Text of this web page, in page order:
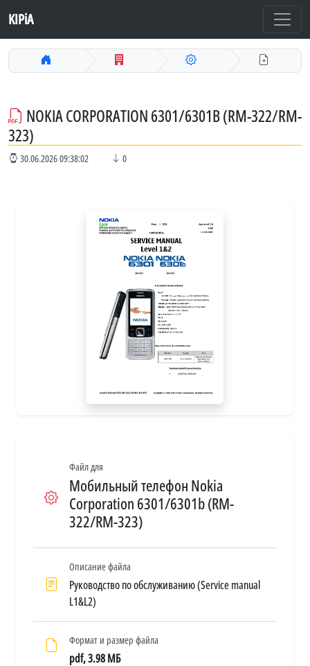
KIPiA
NOKIA CORPORATION 6301/6301B (RM-322/RM-
323)
30.06.2026 09:38:02 0
Файл для
Мобильный телефон Nokia
Corporation 6301/6301b (RM-
322/RM-323)
Описание файла
Руководство по обслуживанию (Service manual
L1&L2)
Формат и размер файла
pdf, 3.98 МБ